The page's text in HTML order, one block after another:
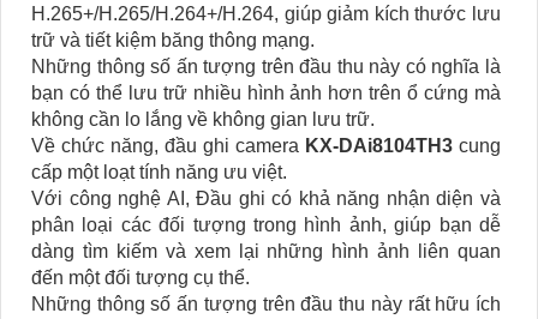
H.265+/H.265/H.264+/H.264, giúp giảm kích thước lưu
trữ và tiết kiệm băng thông mạng.
Những thông số ấn tượng trên đầu thu này có nghĩa là
bạn có thể lưu trữ nhiều hình ảnh hơn trên ổ cứng mà
không cần lo lắng về không gian lưu trữ.
Về chức năng, đầu ghi camera KX-DAi8104TH3 cung
cấp một loạt tính năng ưu việt.
Với công nghệ AI, Đầu ghi có khả năng nhận diện và
phân loại các đối tượng trong hình ảnh, giúp bạn dễ
dàng tìm kiếm và xem lại những hình ảnh liên quan
đến một đối tượng cụ thể.
Những thông số ấn tượng trên đầu thu này rất hữu ích